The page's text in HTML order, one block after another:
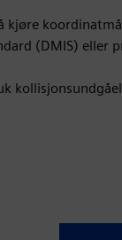
kjøre
(DMIS) eller